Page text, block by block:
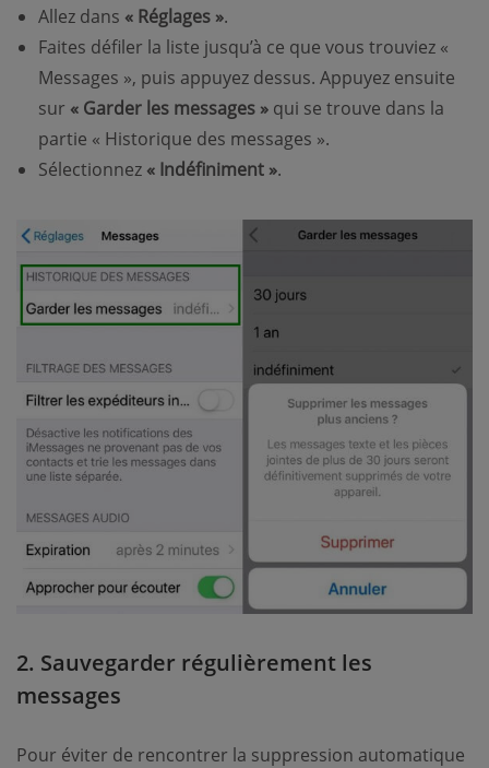
Allez dans « Réglages ».
Faites défiler la liste jusqu’à ce que vous trouviez «
Messages », puis appuyez dessus. Appuyez ensuite
sur « Garder les messages » qui se trouve dans la
partie « Historique des messages ».
Sélectionnez « Indéfiniment ».
2. Sauvegarder régulièrement les
messages
Pour éviter de rencontrer la suppression automatique